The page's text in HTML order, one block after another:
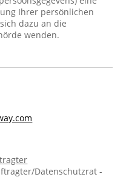
Ihrer persönlichen
dazu an die
wenden.
Datenschutzrat -